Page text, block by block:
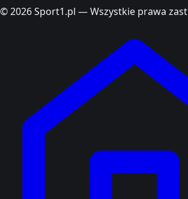
© 2026 Sport1.pl — Wszystkie prawa